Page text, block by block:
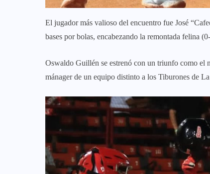
El jugador más valioso del encuentro fue José
bases por bolas, encabezando la remontada felina
Oswaldo Guillén se estrenó con un triunfo como el
mánager de un equipo distinto a los Tiburones de